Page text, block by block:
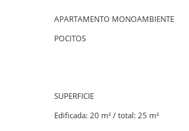
APARTAMENTO MONOAMBIENTE
POCITOS
SUPERFICIE
Edificada: 20 m² / total: 25 m²